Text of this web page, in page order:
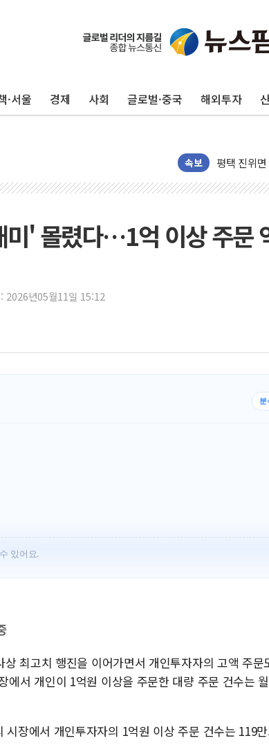
·서울 경제 사회 글로벌·중국 해외투자
속보
포항 블루
상주 낙동
민주당 경
인천서 말
[속보] 민
[속보] 민주,
정재헌
최태원,
하나금융,
인천시 광
병무청,
홈플러스
윤준병·
'호우·산
미' 몰렸다…1억 이상 주문
2026년05월11일 15:12
있어요.
최고치 행진을 이어가면서 개인투자자의 고액 주문
에서 개인이 1억원 이상을 주문한 대량 주문 건수는
장에서 개인투자자의 1억원 이상 주문 건수는 119